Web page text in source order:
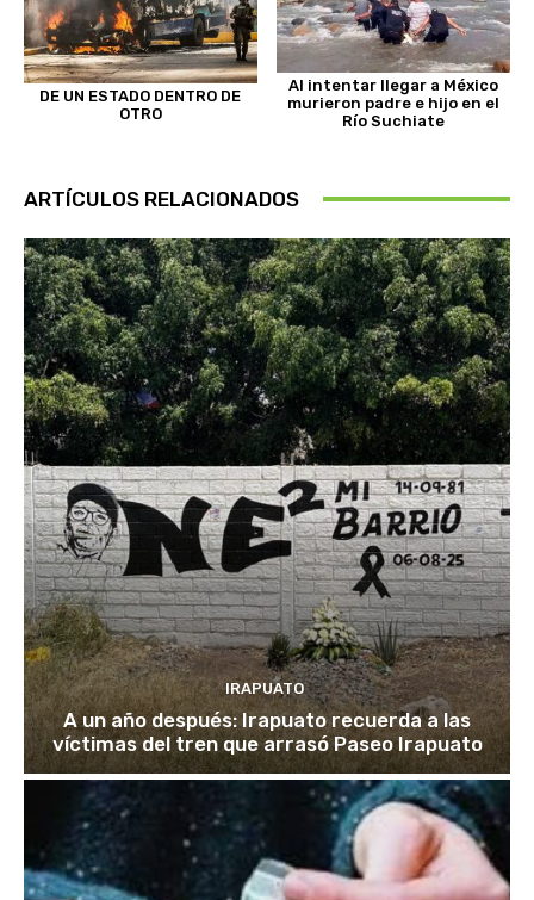
DE UN ESTADO DENTRO DE
OTRO
Al intentar llegar a México
murieron padre e hijo en el
Río Suchiate
ARTÍCULOS RELACIONADOS
IRAPUATO
A un año después: Irapuato recuerda a las
víctimas del tren que arrasó Paseo Irapuato